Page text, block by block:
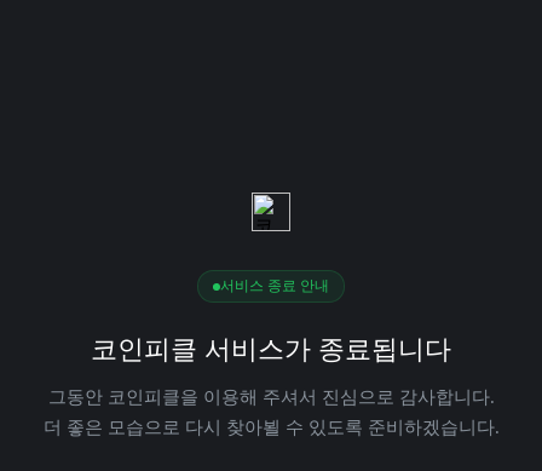
서비스 종료 안내
코인피클 서비스가 종료됩니다
그동안 코인피클을 이용해 주셔서 진심으로 감사합니다.
더 좋은 모습으로 다시 찾아뵐 수 있도록 준비하겠습니다.